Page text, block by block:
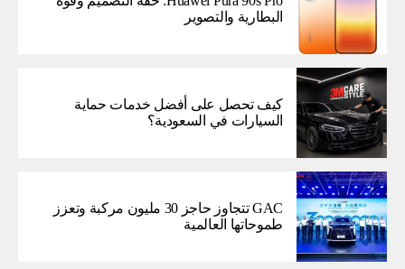
البطارية والتصوير
كيف تحصل على أفضل خدمات حماية
السيارات في السعودية؟
GAC تتجاوز حاجز 30 مليون مركبة وتعزز
طموحاتها العالمية